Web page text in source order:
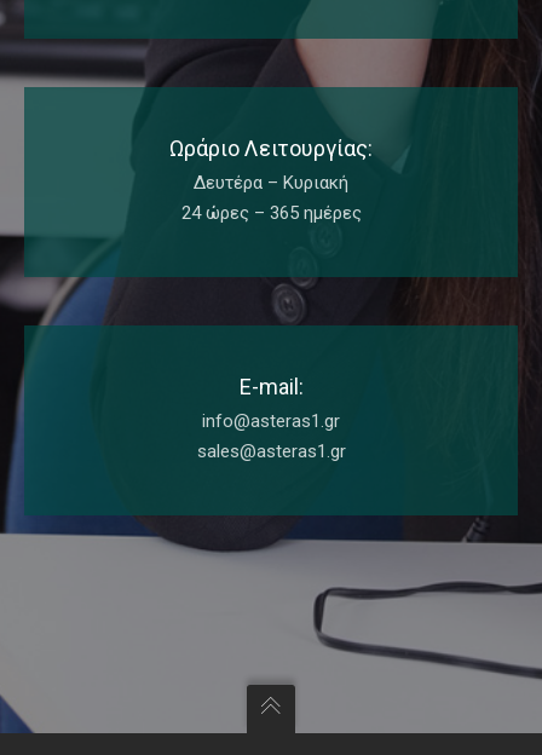
Ωράριο Λειτουργίας:
Δευτέρα – Κυριακή
24 ώρες – 365 ημέρες
E-mail:
info@asteras1.gr
sales@asteras1.gr